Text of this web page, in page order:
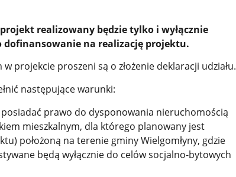
realizowany będzie tylko i wyłącznie
na realizację projektu.
projekcie proszeni są o złożenie deklaracji udziału.
następujące warunki:
posiadać prawo do dysponowania nieruchomością
mieszkalnym, dla którego planowany jest
położoną na terenie gminy Wielgomłyny, gdzie
będą wyłącznie do celów socjalno-bytowych